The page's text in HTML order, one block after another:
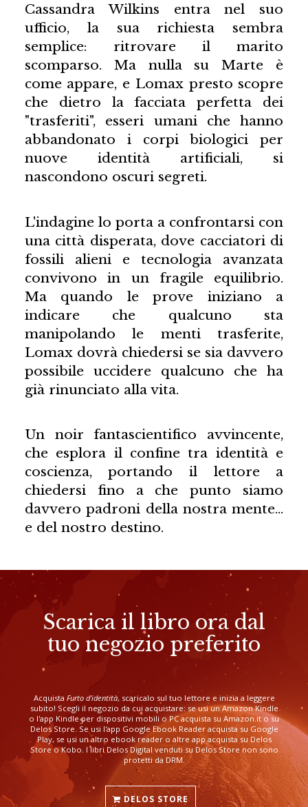
Cassandra Wilkins entra nel suo
ufficio, la sua richiesta sembra
semplice: ritrovare il marito
scomparso. Ma nulla su Marte è
come appare, e Lomax presto scopre
che dietro la facciata perfetta dei
"trasferiti", esseri umani che hanno
abbandonato i corpi biologici per
nuove identità artificiali, si
nascondono oscuri segreti.
L'indagine lo porta a confrontarsi con
una città disperata, dove cacciatori di
fossili alieni e tecnologia avanzata
convivono in un fragile equilibrio.
Ma quando le prove iniziano a
indicare che qualcuno sta
manipolando le menti trasferite,
Lomax dovrà chiedersi se sia davvero
possibile uccidere qualcuno che ha
già rinunciato alla vita.
Un noir fantascientifico avvincente,
che esplora il confine tra identità e
coscienza, portando il lettore a
chiedersi fino a che punto siamo
davvero padroni della nostra mente…
e del nostro destino.
Scarica il libro ora dal
tuo negozio preferito
Acquista Furto d'identità, scaricalo sul tuo lettore e inizia a leggere
subito! Scegli il negozio da cui acquistare: se usi un Amazon Kindle
o l'app Kindle per dispositivi mobili o PC acquista su Amazon.it o su
Delos Store. Se usi l'app Google Ebook Reader acquista su Google
Play, se usi un altro ebook reader o altre app acquista su Delos
Store o Kobo. I libri Delos Digital venduti su Delos Store non sono
protetti da DRM.
DELOS STORE